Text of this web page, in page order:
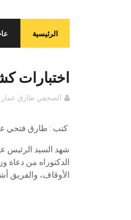
الرئيسية
اختبارات
الصحفي طارق عمار
كتب : طارق فتحي
شهد السيد الرئيس
الدكتوراه من دعاة
الأوقاف، والفريق